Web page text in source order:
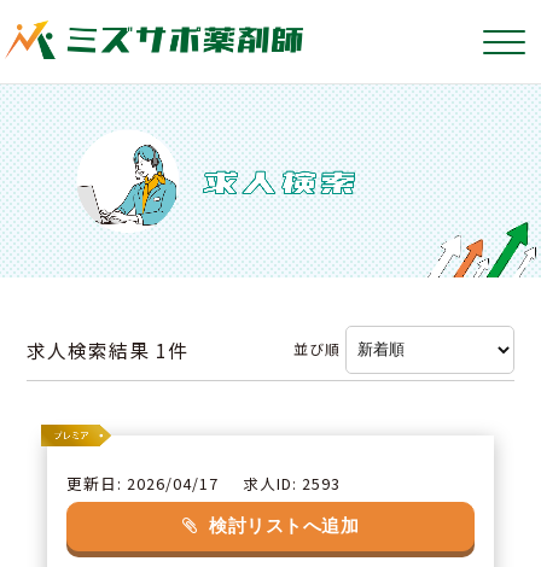
求人検索結果 1件 並び順
更新日: 2026/04/17 求人ID: 2593
検討リストへ追加